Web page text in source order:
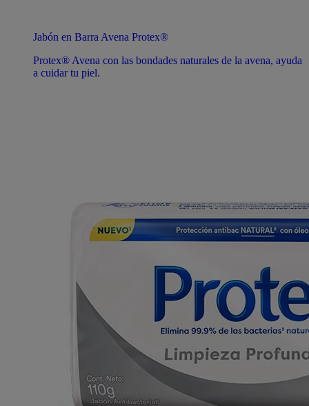
Jabón en Barra Avena Protex®
Protex® Avena con las bondades naturales de la avena, ayuda
a cuidar tu piel.